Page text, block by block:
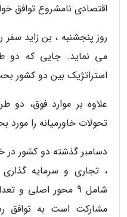
اقتصادی نامشروع توافق
روز پنجشنبه ، بن زاید
می نماید. جایی که دو
استراتژیک بین دو کشور
علاوه بر موارد فوق، دو
تحولات خاورمیانه را مورد
دسامبر گذشته دو کشور
، تجاری و سرمایه
شامل 9 محور اصلی و
مشارکت است به توافق